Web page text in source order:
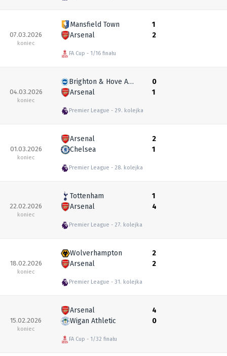
07.03.2026
koniec
Mansfield Town
Arsenal
FA Cup 1/16 finału
1
2
04.03.2026
koniec
Brighton & Hove Albion
Arsenal
Premier League 29. kolejka
0
1
01.03.2026
koniec
Arsenal
Chelsea
Premier League 28. kolejka
2
1
22.02.2026
koniec
Tottenham
Arsenal
Premier League 27. kolejka
1
4
18.02.2026
koniec
Wolverhampton
Arsenal
Premier League 31. kolejka
2
2
15.02.2026
koniec
Arsenal
Wigan Athletic
FA Cup 1/32 finału
4
0